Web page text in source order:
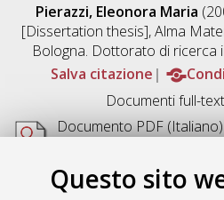
Questo sito
Pierazzi, Eleonora Maria
[Dissertation thesis], Alma
Bologna. Dottorato di ricerca
Salva citazione
Documenti full-
Documento PDF
Acrobat Reader
Download (9MB)